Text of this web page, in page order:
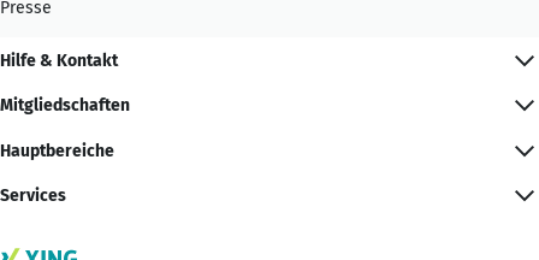
Presse
Hilfe & Kontakt
Mitgliedschaften
Hauptbereiche
Services